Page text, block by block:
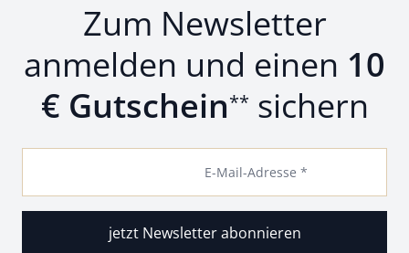
Zum Newsletter
anmelden und einen 10
€ Gutschein** sichern
E-Mail-Adresse *
jetzt Newsletter abonnieren